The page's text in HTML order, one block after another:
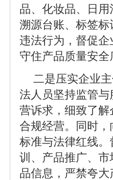
品、化妆品、日
溯源台账、标签
违法行为，督促
守住产品质量安
二是压实企业
法人员坚持监管
营诉求，细致了
合规经营。同时
标准与法律红线
训、产品推广、
品信息，严禁夸